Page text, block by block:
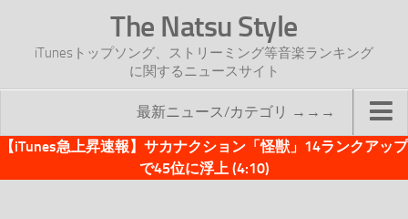
The Natsu Style
iTunesトップソング、ストリーミング等音楽ランキング
に関するニュースサイト
最新ニュース/カテゴリ →→→
TOP
【iTunes急上昇速報】サカナクション「怪獣」14ランクアップ
で45位に浮上 (4:10)